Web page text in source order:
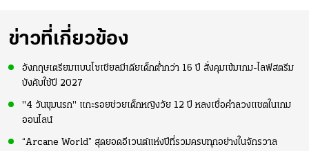
ข่าวที่เกี่ยวข้อง
อังกฤษเตรียมแบนโซเชียลมีเดียเด็กต่ำกว่า 16 ปี สั่งคุมเข้มเกม-ไลฟ์สตรีม
บังคับใช้ปี 2027
"4 วันขุมนรก" แกะรอยช่วยเด็กหญิงวัย 12 ปี หลงเชื่อคำลวงแชตในเกม
ออนไลน์
“Arcane World” สุดยอดอีเวนต์แห่งปีที่รวมครบทุกอย่างในจักรวาล